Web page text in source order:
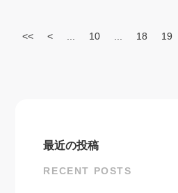
<< < ... 10 ... 18 19
最近の投稿
RECENT POSTS